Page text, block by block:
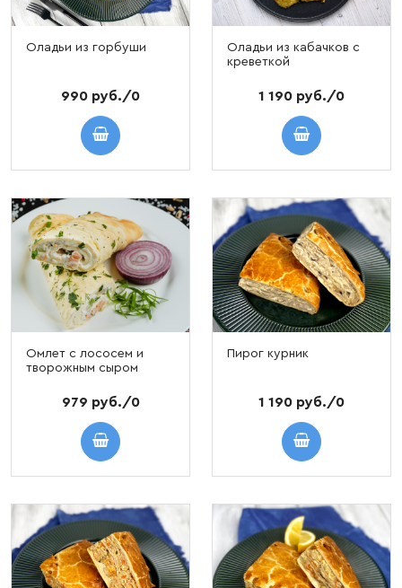
Оладьи из горбуши
990 руб./0
Оладьи из кабачков с
креветкой
1 190 руб./0
Омлет с лососем и
творожным сыром
979 руб./0
Пирог курник
1 190 руб./0